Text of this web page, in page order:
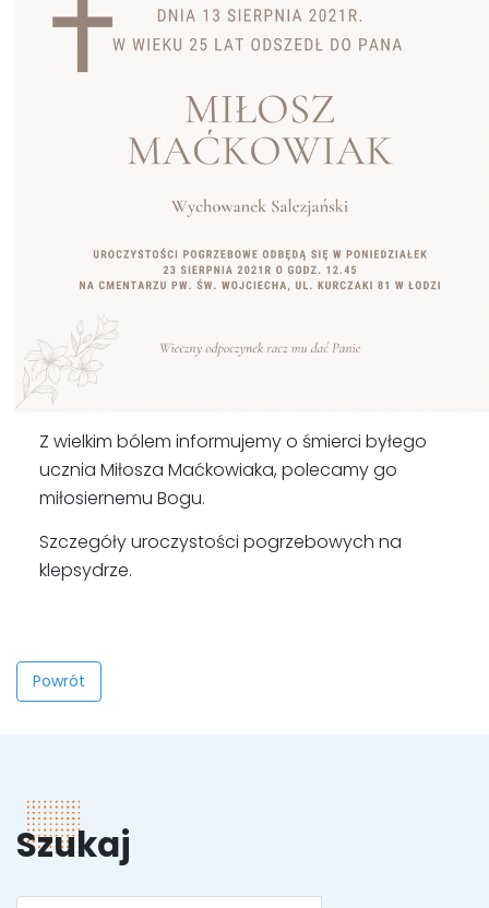
Z wielkim bólem informujemy o śmierci byłego
ucznia Miłosza Maćkowiaka, polecamy go
miłosiernemu Bogu.
Szczegóły uroczystości pogrzebowych na
klepsydrze.
Powrót
Szukaj